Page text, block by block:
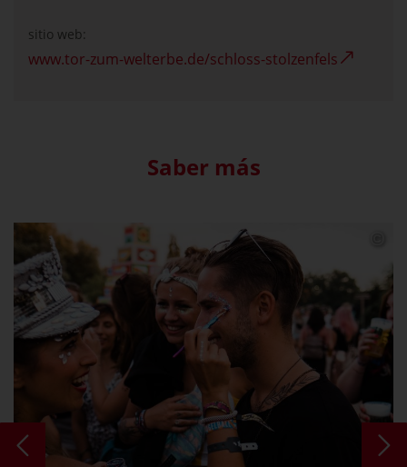
sitio web:
www.tor-zum-welterbe.de/schloss-stolzenfels
Saber más